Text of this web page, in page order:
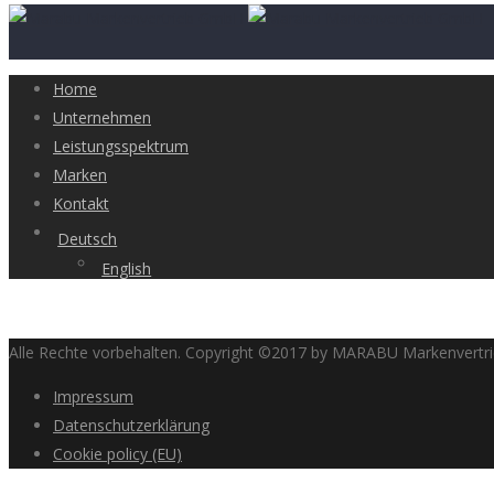
Home
Unternehmen
Leistungsspektrum
Marken
Kontakt
Deutsch
English
Alle Rechte vorbehalten. Copyright ©2017 by MARABU
Impressum
Datenschutzerklärung
Cookie policy (EU)